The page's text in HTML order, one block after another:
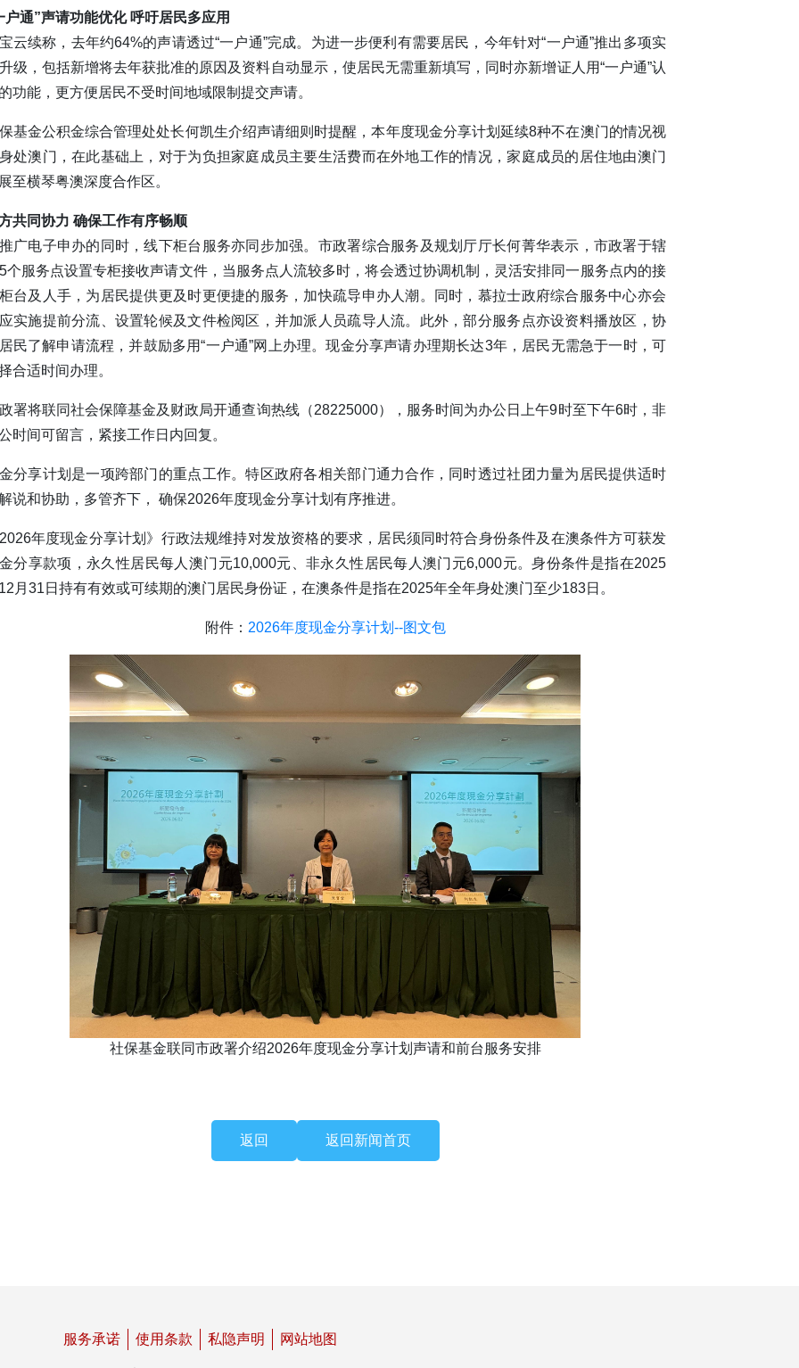
户通”声请功能优化 呼吁居民多应用
云续称，去年约64%的声请透过“一户通”完成。为进一步便利有需要居民，今年针对“一户通”推出多项实
级，包括新增将去年获批准的原因及资料自动显示，使居民无需重新填写，同时亦新增证人用“一户通”认
功能，更方便居民不受时间地域限制提交声请。
基金公积金综合管理处处长何凯生介绍声请细则时提醒，本年度现金分享计划延续8种不在澳门的情况视
处澳门，在此基础上，对于为负担家庭成员主要生活费而在外地工作的情况，家庭成员的居住地由澳门
至横琴粤澳深度合作区。
共同协力 确保工作有序畅顺
广电子申办的同时，线下柜台服务亦同步加强。市政署综合服务及规划厅厅长何菁华表示，市政署于辖
个服务点设置专柜接收声请文件，当服务点人流较多时，将会透过协调机制，灵活安排同一服务点内的接
台及人手，为居民提供更及时更便捷的服务，加快疏导申办人潮。同时，慕拉士政府综合服务中心亦会
实施提前分流、设置轮候及文件检阅区，并加派人员疏导人流。此外，部分服务点亦设资料播放区，协
民了解申请流程，并鼓励多用“一户通”网上办理。现金分享声请办理期长达3年，居民无需急于一时，可
合适时间办理。
署将联同社会保障基金及财政局开通查询热线（28225000），服务时间为办公日上午9时至下午6时，非
时间可留言，紧接工作日内回复。
分享计划是一项跨部门的重点工作。特区政府各相关部门通力合作，同时透过社团力量为居民提供适时
说和协助，多管齐下， 确保2026年度现金分享计划有序推进。
年度现金分享计划》行政法规维持对发放资格的要求，居民须同时符合身份条件及在澳条件方可获发
分享款项，永久性居民每人澳门元10,000元、非永久性居民每人澳门元6,000元。身份条件是指在2025
月31日持有有效或可续期的澳门居民身份证，在澳条件是指在2025年全年身处澳门至少183日。
附件： 2026年度现金分享计划--图文包
社保基金联同市政署介绍2026年度现金分享计划声请和前台服务安排
返回 返回新闻首页
服务承诺 使用条款 私隐声明 网站地图